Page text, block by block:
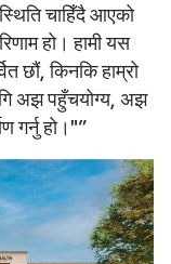
चाहिँदै आएको
हो। हामी यस
छौं, किनकि हाम्रो
अझ पहुँचयोग्य, अझ
गर्नु हो।"”